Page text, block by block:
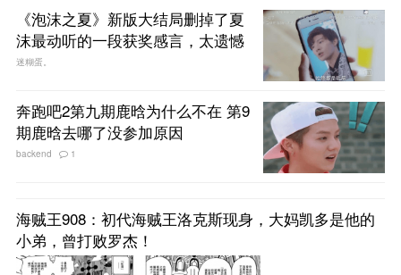
《泡沫之夏》新版大结局删掉了夏
沫最动听的一段获奖感言，太遗憾
迷糊蛋。
奔跑吧2第九期鹿晗为什么不在 第9
期鹿晗去哪了没参加原因
backend 1
海贼王908：初代海贼王洛克斯现身，大妈凯多是他的
小弟，曾打败罗杰！